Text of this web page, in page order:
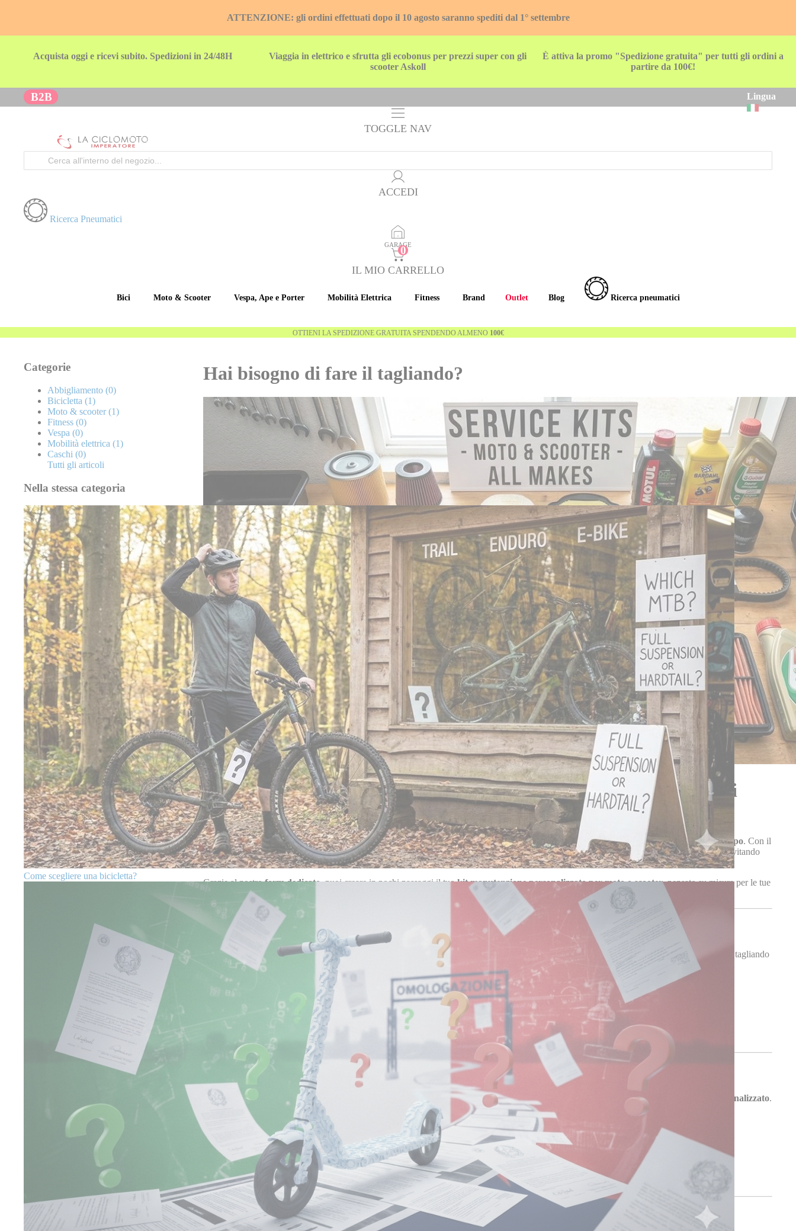
ATTENZIONE: gli ordini effettuati dopo il 10 agosto saranno spediti dal 1° settembre
Acquista oggi e ricevi subito. Spedizioni in 24/48H
Viaggia in elettrico e sfrutta gli ecobonus per prezzi super con gli
scooter Askoll
È attiva la promo "Spedizione gratuita" per tutti gli ordini a
partire da 100€!
Lingua
B2B
TOGGLE NAV
ACCEDI
Ricerca Pneumatici
GARAGE
IL MIO CARRELLO
Bici Moto & Scooter Vespa, Ape e Porter Mobilità Elettrica Fitness Brand Outlet Blog Ricerca pneumatici
OTTIENI LA SPEDIZIONE GRATUITA SPENDENDO ALMENO 100€
Hai bisogno di fare il tagliando?
Kit Tagliando Moto e Scooter Personalizzato: Scegli i Componenti
Giusti per il Tuo Veicolo
Effettuare iltagliando di moto e scooterin modo corretto è fondamentale per garantireaffidabilità, sicurezza e prestazioni costanti nel tempo. Con il
Kit Tagliando Moto e Scooter PersonalizzatodeLa Ciclomoto, puoi selezionare solo i componenti realmente necessari per il tuo veicolo, evitando
acquisti inutili e assicurando la massima compatibilità.
Grazie al nostroform dedicato, puoi creare in pochi passaggi il tuokit manutenzione personalizzato per moto o scooter, pensato su misura per le tue
Cos’è un Kit Tagliando Moto e Scooter
kit tagliando moto e scooter è un insieme di ricambi e materiali di consumo
indispensabili per la manutenzione periodica del veicolo. Un tagliando
regolare permette di:
Mantenere il motore efficiente e affidabile
Ridurre usura e consumi
Prevenire guasti improvvisi
Garantire una guida sicura ogni giorno
personalizzabile de La Ciclomoto acquisti solo ciò che serve davvero alla tuamoto o al tuo scooter
Kit Tagliando Personalizzato: Come Funziona
Noi de La Ciclomoto pensiamo alle tue esigenze e abbiamo creato un form dedicatoper richiedere il tuo kit tagliando moto e scooter personalizzato.
Compila il form indicandomarca, modello e cilindratadel tuo veicolo
Seleziona se si tratta di moto o scooter
componenti del kit
di cui hai bisogno
Invia la richiesta
Riceverai un
link al prodotto dedicato, pronto per l’acquisto
Un servizio semplice e veloce, pensato per offrirti
precisione, compatibilità e risparmio
Componenti Disponibili nel Kit Tagliando
Categorie
Abbigliamento (0)
Bicicletta (1)
Moto & scooter(1)
Fitness (0)
Vespa (0)
Mobilità elettrica (1)
Caschi (0)
Tutti gli articoli
Nella stessa categoria
Come scegliere una bicicletta?